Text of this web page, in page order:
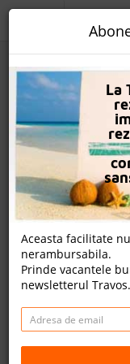
nota Travos: 9.0
Kavala City
Charter
PROMO
CAUTA REZERVARE
OFERTA
DESPRE NOI
LOGIN
CAZARE
CHARTER AVION
CAZARE +
CONTACT
La
Aceasta facilitate
nerambursabila.
Prinde vacantele
newsletterul